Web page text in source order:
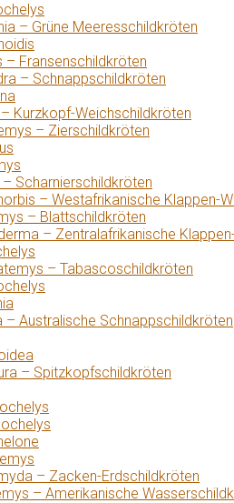
– Grüne Meeresschildkröten
– Fransenschildkröten
– Schnappschildkröten
Kurzkopf-Weichschildkröten
– Zierschildkröten
Scharnierschildkröten
– Westafrikanische Klappen-
– Blattschildkröten
– Zentralafrikanische
– Tabascoschildkröten
– Australische Schnappschildkröten
– Spitzkopfschildkröten
– Zacken-Erdschildkröten
– Amerikanische